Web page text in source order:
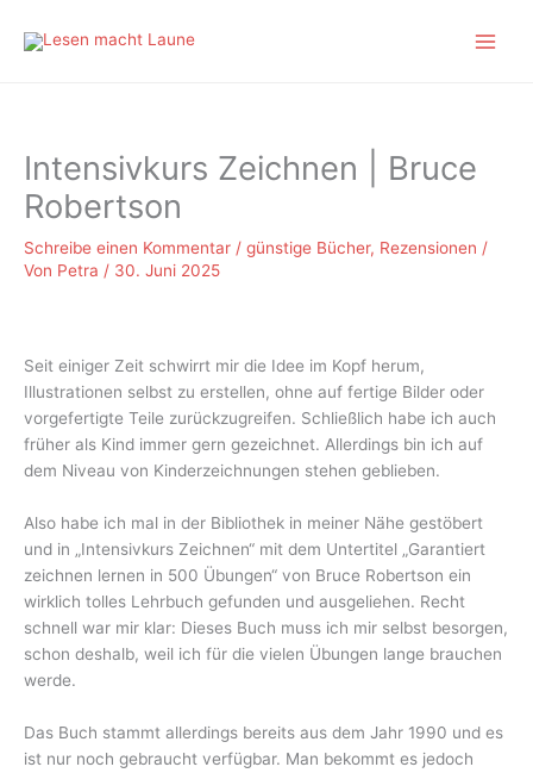
Inhalt
Intensivkurs Zeichnen | Bruce
Robertson
Schreibe einen Kommentar / günstige Bücher, Rezensionen /
Von Petra / 30. Juni 2025
Seit einiger Zeit schwirrt mir die Idee im Kopf herum,
Illustrationen selbst zu erstellen, ohne auf fertige Bilder oder
vorgefertigte Teile zurückzugreifen. Schließlich habe ich auch
früher als Kind immer gern gezeichnet. Allerdings bin ich auf
dem Niveau von Kinderzeichnungen stehen geblieben.
Also habe ich mal in der Bibliothek in meiner Nähe gestöbert
und in „Intensivkurs Zeichnen“ mit dem Untertitel „Garantiert
zeichnen lernen in 500 Übungen“ von Bruce Robertson ein
wirklich tolles Lehrbuch gefunden und ausgeliehen. Recht
schnell war mir klar: Dieses Buch muss ich mir selbst besorgen,
schon deshalb, weil ich für die vielen Übungen lange brauchen
werde.
Das Buch stammt allerdings bereits aus dem Jahr 1990 und es
ist nur noch gebraucht verfügbar. Man bekommt es jedoch